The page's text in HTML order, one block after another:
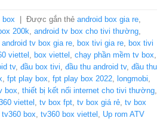
box Được gắn thẻ android box gia re,
200k, android tv box cho tivi thường,
android tv box gia re, box tivi gia re, box tivi
viettel , box viettel , chạy phần mềm tv box,
tv, đầu box tivi, đầu thu android tv, đầu thu
, fpt play box, fpt play box 2022, longmobi,
box, thiết bị kết nối internet cho tivi thường,
viettel , tv box fpt, tv box giá rẻ, tv box
tv360 box, tv360 box viettel , Up rom ATV